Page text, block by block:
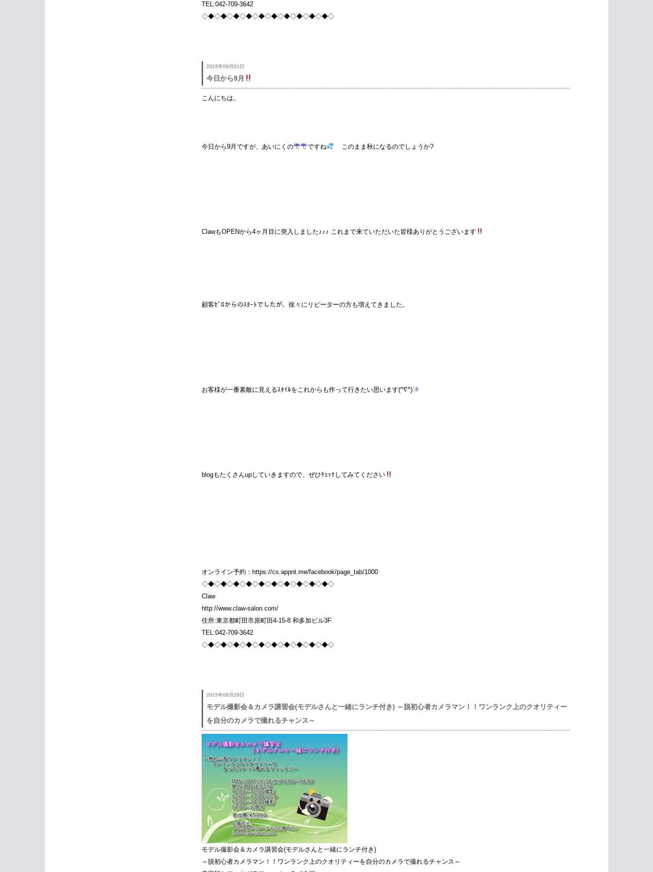
TEL:042-709-3642
◇◆◇◆◇◆◇◆◇◆◇◆◇◆◇◆◇◆◇◆◇
2015年09月01日
今日から9月
こんにちは。
今日から9月ですが、あいにくの ですね このまま秋になるのでしょうか?
ClawもOPENから4ヶ月目に突入しました♪♪♪ これまで来ていただいた皆様ありがとうございます
顧客ｾﾞﾛからのｽﾀｰﾄでしたが、徐々にリピーターの方も増えてきました。
お客様が一番素敵に見えるｽﾀｲﾙをこれからも作って行きたい思います(^∇^)
blogもたくさんupしていきますので、ぜひﾁｪｯｸしてみてください
オンライン予約：https://cs.appnt.me/facebook/page_tab/1000
◇◆◇◆◇◆◇◆◇◆◇◆◇◆◇◆◇◆◇◆◇
Claw
http://www.claw-salon.com/
住所:東京都町田市原町田4-15-8 和多加ビル3F
TEL:042-709-3642
◇◆◇◆◇◆◇◆◇◆◇◆◇◆◇◆◇◆◇◆◇
2015年08月29日
モデル撮影会＆カメラ講習会(モデルさんと一緒にランチ付き) ～脱初心者カメラマン！！ワンランク上のクオリティー
を自分のカメラで撮れるチャンス～
モデル撮影会＆カメラ講習会(モデルさんと一緒にランチ付き)
～脱初心者カメラマン！！ワンランク上のクオリティーを自分のカメラで撮れるチャンス～